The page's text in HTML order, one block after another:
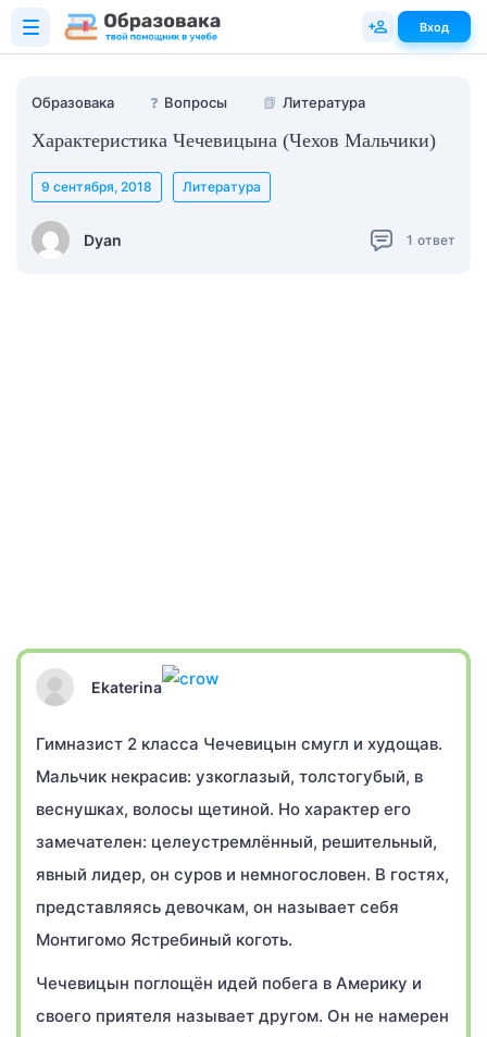
Образовака ❓ Вопросы 📗 Литература
Характеристика Чечевицына (Чехов Мальчики)
Dyan
9 сентября, 2018 Литература
1 ответ
Ekaterina
Гимназист 2 класса Чечевицын смугл и худощав.
Мальчик некрасив: узкоглазый, толстогубый, в
веснушках, волосы щетиной. Но характер его
замечателен: целеустремлённый, решительный,
явный лидер, он суров и немногословен. В гостях,
представляясь девочкам, он называет себя
Монтигомо Ястребиный коготь.
Чечевицын поглощён идей побега в Америку и
своего приятеля называет другом. Он не намерен
Вход